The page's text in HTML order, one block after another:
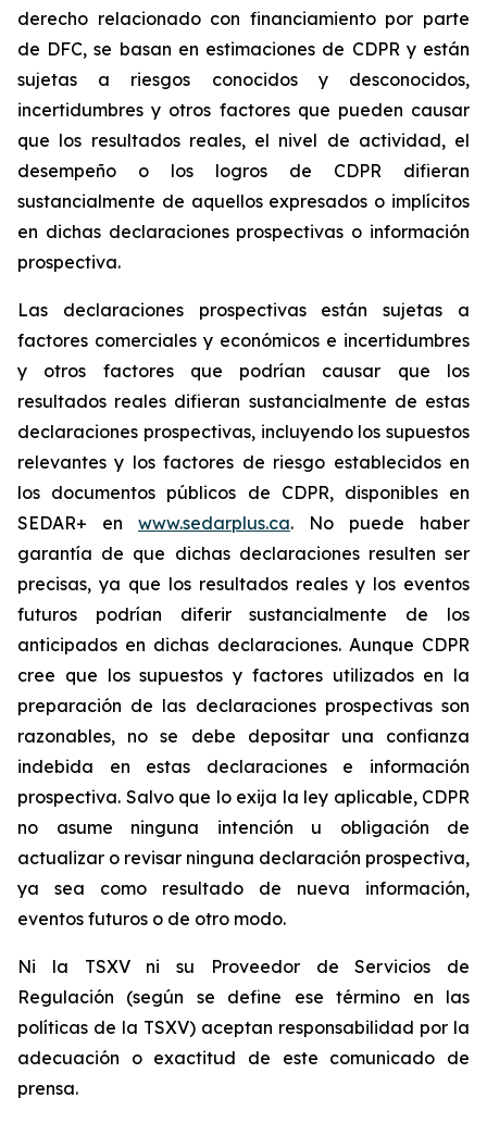
derecho relacionado con financiamiento por parte
de DFC, se basan en estimaciones de CDPR y están
sujetas a riesgos conocidos y desconocidos,
incertidumbres y otros factores que pueden causar
que los resultados reales, el nivel de actividad, el
desempeño o los logros de CDPR difieran
sustancialmente de aquellos expresados o implícitos
en dichas declaraciones prospectivas o información
prospectiva.
Las declaraciones prospectivas están sujetas a
factores comerciales y económicos e incertidumbres
y otros factores que podrían causar que los
resultados reales difieran sustancialmente de estas
declaraciones prospectivas, incluyendo los supuestos
relevantes y los factores de riesgo establecidos en
los documentos públicos de CDPR, disponibles en
SEDAR+ en www.sedarplus.ca. No puede haber
garantía de que dichas declaraciones resulten ser
precisas, ya que los resultados reales y los eventos
futuros podrían diferir sustancialmente de los
anticipados en dichas declaraciones. Aunque CDPR
cree que los supuestos y factores utilizados en la
preparación de las declaraciones prospectivas son
razonables, no se debe depositar una confianza
indebida en estas declaraciones e información
prospectiva. Salvo que lo exija la ley aplicable, CDPR
no asume ninguna intención u obligación de
actualizar o revisar ninguna declaración prospectiva,
ya sea como resultado de nueva información,
eventos futuros o de otro modo.
Ni la TSXV ni su Proveedor de Servicios de
Regulación (según se define ese término en las
políticas de la TSXV) aceptan responsabilidad por la
adecuación o exactitud de este comunicado de
prensa.